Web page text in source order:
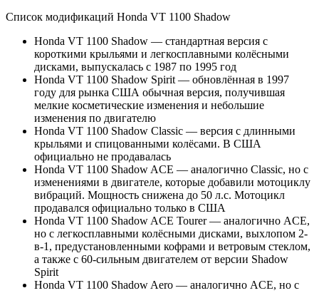
Список модификаций Honda VT 1100 Shadow
Honda VT 1100 Shadow — стандартная версия с
короткими крыльями и легкосплавными колёсными
дисками, выпускалась с 1987 по 1995 год
Honda VT 1100 Shadow Spirit — обновлённая в 1997
году для рынка США обычная версия, получившая
мелкие косметические изменения и небольшие
изменения по двигателю
Honda VT 1100 Shadow Classic — версия с длинными
крыльями и спицованными колёсами. В США
официально не продавалась
Honda VT 1100 Shadow ACE — аналогично Classic, но с
изменениями в двигателе, которые добавили мотоциклу
вибраций. Мощность снижена до 50 л.с. Мотоцикл
продавался официально только в США
Honda VT 1100 Shadow ACE Tourer — аналогично ACE,
но с легкосплавными колёсными дисками, выхлопом 2-
в-1, предустановленными кофрами и ветровым стеклом,
а также с 60-сильным двигателем от версии Shadow
Spirit
Honda VT 1100 Shadow Aero — аналогично ACE, но с